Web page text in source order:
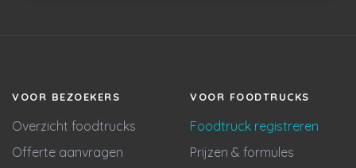
VOOR BEZOEKERS
Overzicht foodtrucks
Offerte aanvragen
VOOR FOODTRUCKS
Foodtruck registreren
Prijzen & formules